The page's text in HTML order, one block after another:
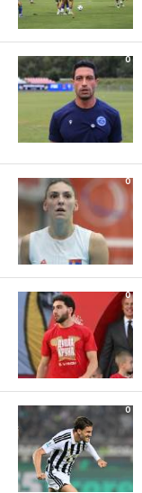
0
0
0
0